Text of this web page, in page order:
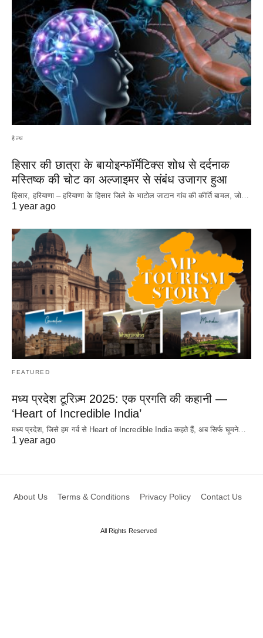
हेल्थ
हिसार की छात्रा के बायोइन्फॉर्मेटिक्स शोध से दर्दनाक
मस्तिष्क की चोट का अल्जाइमर से संबंध उजागर हुआ
हिसार, हरियाणा – हरियाणा के हिसार जिले के भाटोल जाटान गांव की कीर्ति बामल, जो…
1 year ago
FEATURED
मध्य प्रदेश टूरिज़्म 2025: एक प्रगति की कहानी —
‘Heart of Incredible India’
मध्य प्रदेश, जिसे हम गर्व से Heart of Incredible India कहते हैं, अब सिर्फ घूमने…
1 year ago
About Us Terms & Conditions Privacy Policy Contact Us
All Rights Reserved